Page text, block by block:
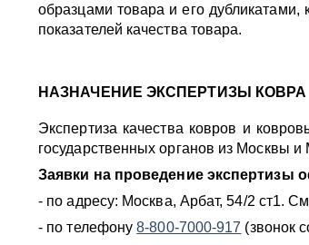
образцами товара и его
показателей качества товара.
НАЗНАЧЕНИЕ ЭКСПЕРТИЗЫ КОВРА
Экспертиза качества ковров и
государственных органов из Москвы и
Заявки на проведение экспертизы
- по адресу: Москва, Арбат, 54/2 ст1​.
- по телефону8-800-7000-917 (звонок